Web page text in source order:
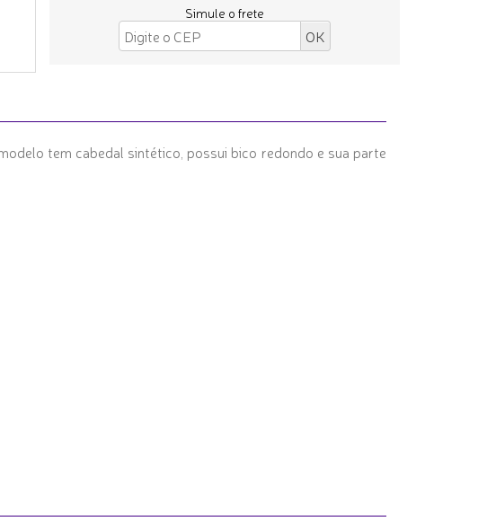
Simule o frete
tem cabedal sintético, possui bico redondo e sua parte